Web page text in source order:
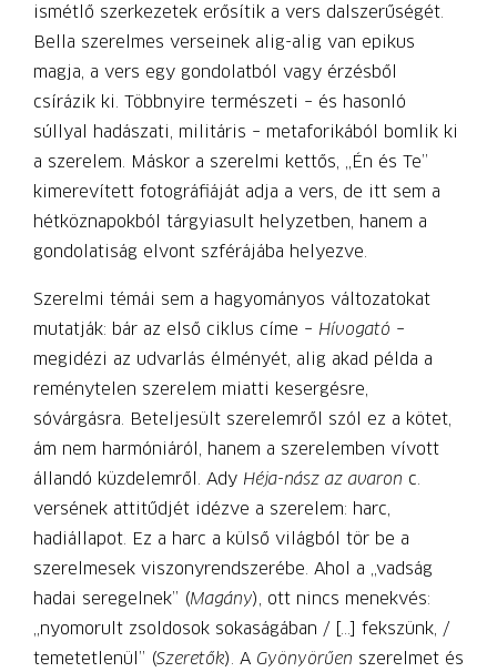
ismétlő szerkezetek erősítik a vers dalszerűségét.
Bella szerelmes verseinek alig-alig van epikus
magja, a vers egy gondolatból vagy érzésből
csírázik ki. Többnyire természeti – és hasonló
súllyal hadászati, militáris – metaforikából bomlik ki
a szerelem. Máskor a szerelmi kettős, „Én és Te”
kimerevített fotográfiáját adja a vers, de itt sem a
hétköznapokból tárgyiasult helyzetben, hanem a
gondolatiság elvont szférájába helyezve.
Szerelmi témái sem a hagyományos változatokat
mutatják: bár az első ciklus címe – Hívogató –
megidézi az udvarlás élményét, alig akad példa a
reménytelen szerelem miatti kesergésre,
sóvárgásra. Beteljesült szerelemről szól ez a kötet,
ám nem harmóniáról, hanem a szerelemben vívott
állandó küzdelemről. Ady Héja-nász az avaron c.
versének attitűdjét idézve a szerelem: harc,
hadiállapot. Ez a harc a külső világból tör be a
szerelmesek viszonyrendszerébe. Ahol a „vadság
hadai seregelnek” (Magány), ott nincs menekvés:
„nyomorult zsoldosok sokaságában / […] fekszünk, /
temetetlenül” (Szeretők). A Gyönyörűen szerelmet és